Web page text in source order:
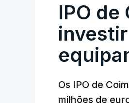
IPO de
Os IPO de
milhões de